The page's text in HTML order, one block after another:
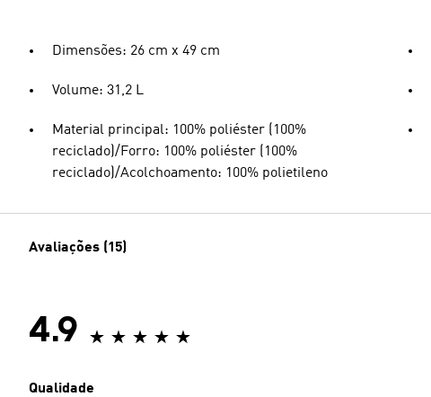
Dimensões: 26 cm x 49 cm
Volume: 31,2 L
Material principal: 100% poliéster (100%
reciclado)/Forro: 100% poliéster (100%
reciclado)/Acolchoamento: 100% polietileno
Avaliações (15)
4.9
Qualidade